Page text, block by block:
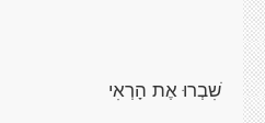
ֹשִבְרוּ אֶת הָרְאִי